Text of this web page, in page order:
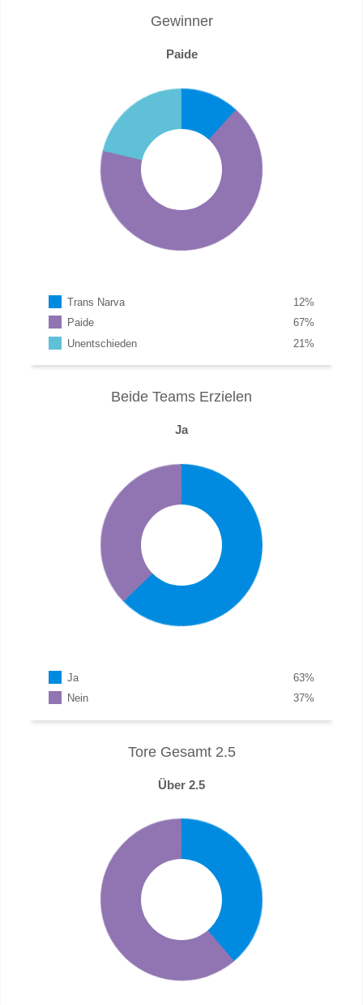
Gewinner
Paide
Trans Narva %
12
Paide
%
67
Unentschieden
%
21
Beide Teams Erzielen
Ja
Ja %
63
Nein
%
37
Tore Gesamt 2.5
Über 2.5